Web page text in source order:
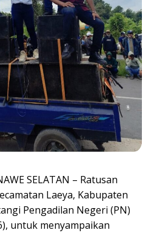
SELATAN – Ratusan
Laeya, Kabupaten
Pengadilan Negeri (PN)
untuk menyampaikan